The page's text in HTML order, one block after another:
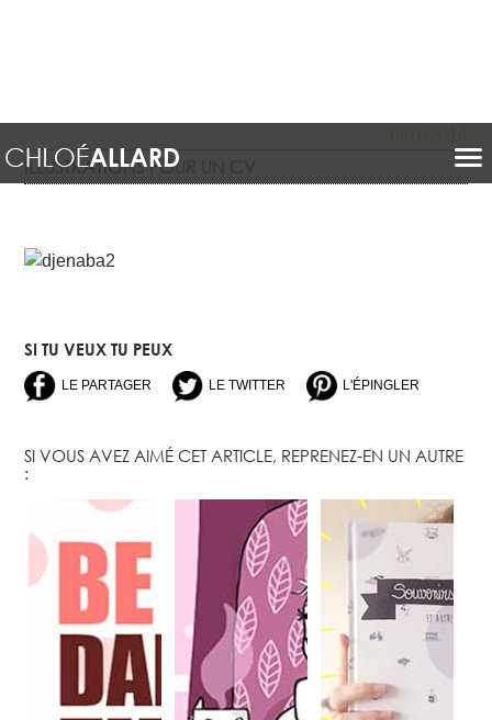
ILLUSTRATIONS POUR UN CV
SI TU VEUX TU PEUX
LE PARTAGER LE TWITTER L'ÉPINGLER
SI VOUS AVEZ AIMÉ CET ARTICLE, REPRENEZ-EN UN AUTRE
: